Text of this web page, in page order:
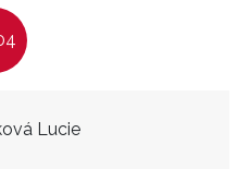
Lucie